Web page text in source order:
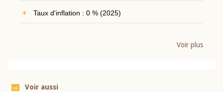
Taux d'inflation : 0 % (2025)
Voir plus
Voir aussi